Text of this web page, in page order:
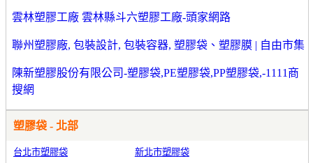
雲林塑膠工廠 雲林縣斗六塑膠工廠-頭家網路
聯州塑膠廠, 包裝設計, 包裝容器, 塑膠袋、塑膠膜 | 自由市集
陳新塑膠股份有限公司-塑膠袋,PE塑膠袋,PP塑膠袋,-1111商
搜網
塑膠袋 - 北部
台北市塑膠袋 新北市塑膠袋